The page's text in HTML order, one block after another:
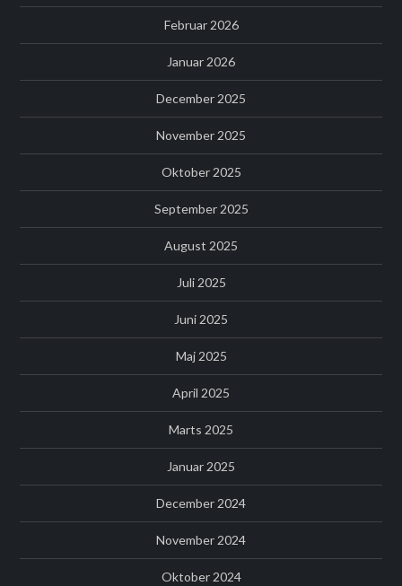
Februar 2026
Januar 2026
December 2025
November 2025
Oktober 2025
September 2025
August 2025
Juli 2025
Juni 2025
Maj 2025
April 2025
Marts 2025
Januar 2025
December 2024
November 2024
Oktober 2024